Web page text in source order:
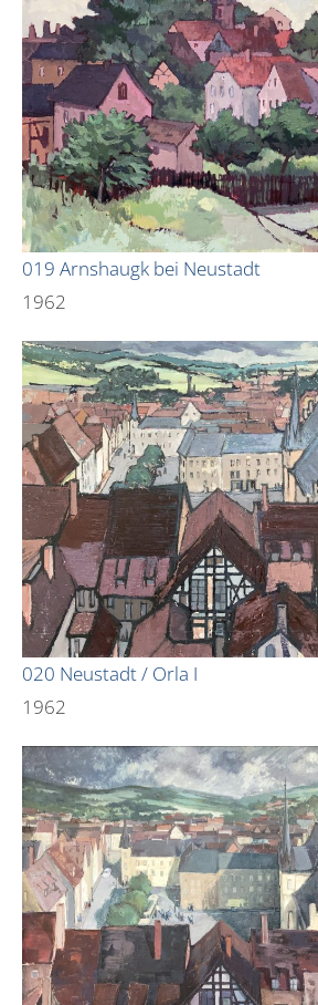
019 Arnshaugk bei Neustadt
1962
020 Neustadt / Orla I
1962